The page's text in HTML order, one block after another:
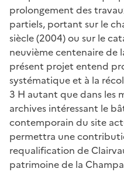
prolongement des
partiels, portant sur le
siècle (2004) ou sur le
neuvième centenaire de
présent projet entend
systématique et à la
3 H autant que dans les
archives intéressant le
contemporain du site
permettra une
requalification de
patrimoine de la